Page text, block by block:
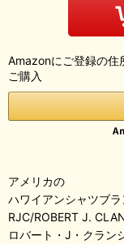
Amazonにご登録の住
ご購入
アメリカの
ハワイアンシャツブラ
RJC/ROBERT J.
ロバート・J・クラン